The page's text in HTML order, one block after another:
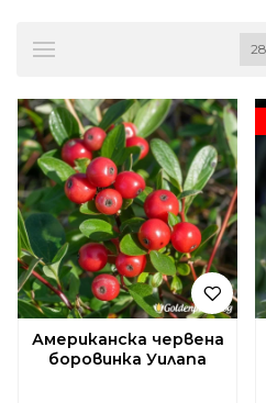
Американска червена
боровинка Уилапа